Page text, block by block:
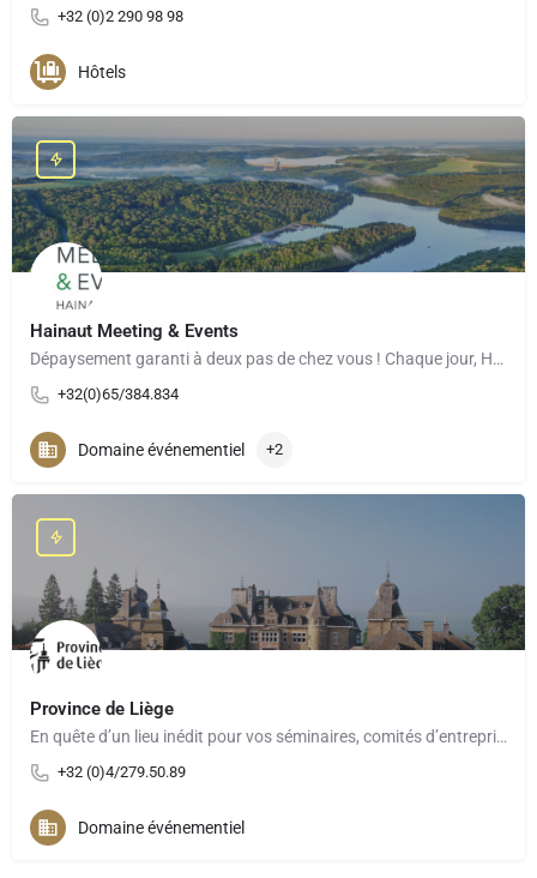
+32 (0)2 290 98 98
Hôtels
Hainaut Meeting & Events
Dépaysement garanti à deux pas de chez vous ! Chaque jour, Hainaut Meetings & Events, le convention…
+32(0)65/384.834
Domaine événementiel +2
Province de Liège
En quête d’un lieu inédit pour vos séminaires, comités d’entreprise, teambuilding ou événements à moins de 2h…
+32 (0)4/279.50.89
Domaine événementiel